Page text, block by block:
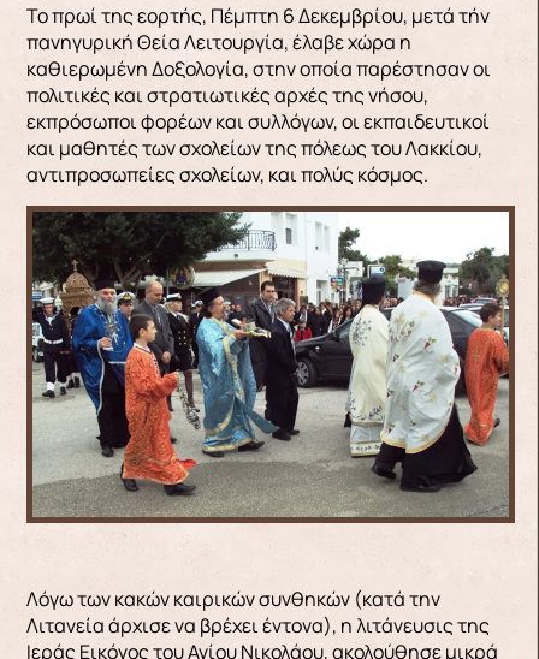
Το πρωί της εορτής, Πέμπτη 6 Δεκεμβρίου, μετά τήν
πανηγυρική Θεία Λειτουργία, έλαβε χώρα η
καθιερωμένη Δοξολογία, στην οποία παρέστησαν οι
πολιτικές και στρατιωτικές αρχές της νήσου,
εκπρόσωποι φορέων και συλλόγων, οι εκπαιδευτικοί
και μαθητές των σχολείων της πόλεως του Λακκίου,
αντιπροσωπείες σχολείων, και πολύς κόσμος.
Λόγω των κακών καιρικών συνθηκών (κατά την
Λιτανεία άρχισε να βρέχει έντονα), η λιτάνευσις της
Ιεράς Εικόνος του Αγίου Νικολάου, ακολούθησε μικρά